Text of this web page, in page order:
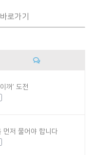
로가기
꺼’ 도전
먼저 물어야 합니다